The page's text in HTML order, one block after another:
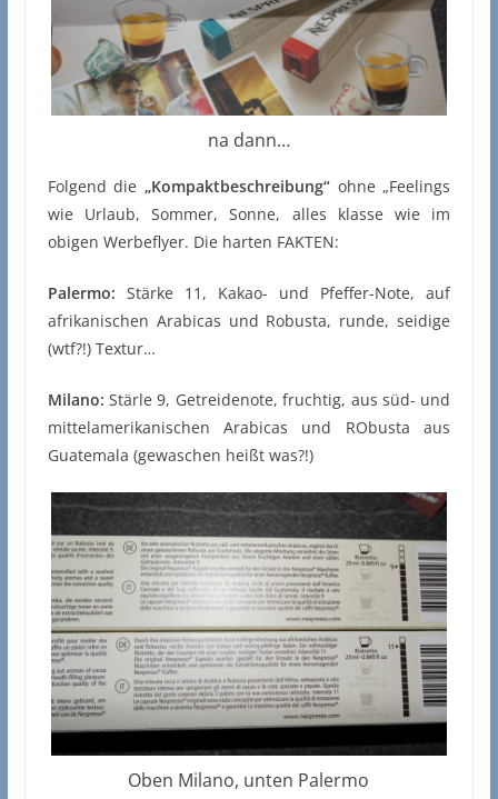
na dann…
Folgend die „Kompaktbeschreibung“ ohne „Feelings
wie Urlaub, Sommer, Sonne, alles klasse wie im
obigen Werbeflyer. Die harten FAKTEN:
Palermo: Stärke 11, Kakao- und Pfeffer-Note, auf
afrikanischen Arabicas und Robusta, runde, seidige
(wtf?!) Textur…
Milano: Stärle 9, Getreidenote, fruchtig, aus süd- und
mittelamerikanischen Arabicas und RObusta aus
Guatemala (gewaschen heißt was?!)
Oben Milano, unten Palermo